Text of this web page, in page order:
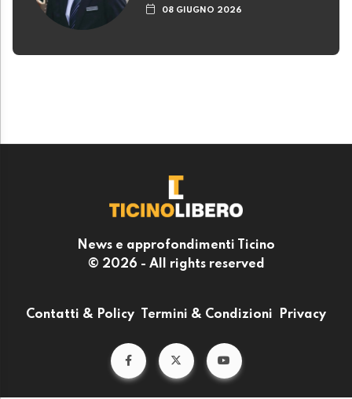
08 GIUGNO 2026
News e approfondimenti Ticino
© 2026 - All rights reserved
Contatti & Policy Termini & Condizioni Privacy